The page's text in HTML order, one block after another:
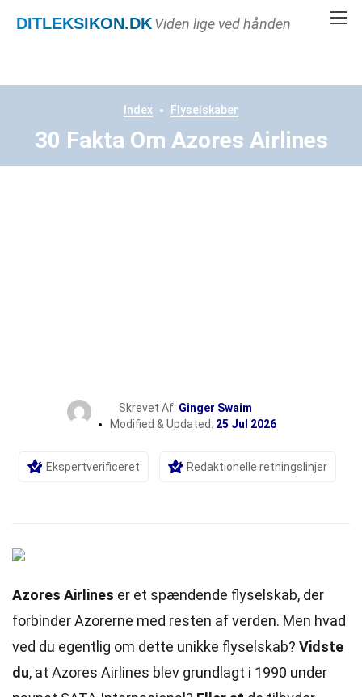
DITLEKSIKON.DKViden lige ved hånden
Index Flyselskaber
30 Fakta Om Azores Airlines
Skrevet Af: Ginger Swaim
Modified & Updated: 25 Jul 2026
Ekspertverificeret Redaktionelle retningslinjer
Azores Airlines er et spændende flyselskab, der
forbinder Azorerne med resten af verden. Men hvad
ved du egentlig om dette unikke flyselskab? Vidste
du, at Azores Airlines blev grundlagt i 1990 under